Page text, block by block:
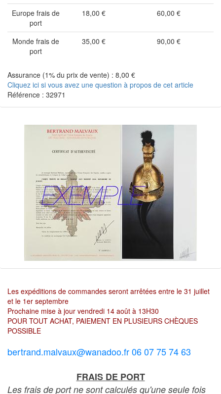
Europe frais de
port
18,00 € 60,00 €
Monde frais de
port
35,00 € 90,00 €
Assurance (1% du prix de vente) : 8,00 €
Cliquez ici si vous avez une question à propos de cet article
Référence : 32971
Les expéditions de commandes seront arrêtées entre le 31 juillet
et le 1er septembre
Prochaine mise à jour vendredi 14 août à 13H30
POUR TOUT ACHAT, PAIEMENT EN PLUSIEURS CHÈQUES
POSSIBLE
bertrand.malvaux@wanadoo.fr 06 07 75 74 63
FRAIS DE PORT
Les frais de port ne sont calculés qu'une seule fois